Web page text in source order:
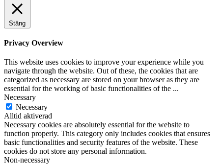
Stäng
Privacy Overview
This website uses cookies to improve your experience while you
navigate through the website. Out of these, the cookies that are
categorized as necessary are stored on your browser as they are
essential for the working of basic functionalities of the ...
Necessary
Necessary
Alltid aktiverad
Necessary cookies are absolutely essential for the website to
function properly. This category only includes cookies that ensures
basic functionalities and security features of the website. These
cookies do not store any personal information.
Non-necessary